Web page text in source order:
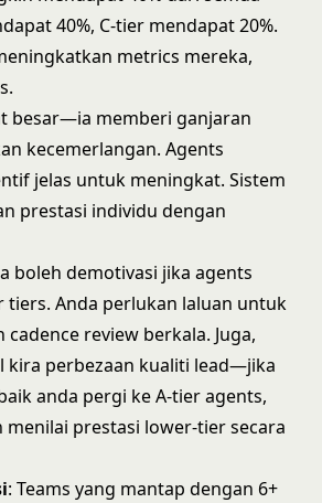
40%, C-tier mendapat 20%.
metrics mereka,
besar—ia memberi ganjaran
kecemerlangan. Agents
jelas untuk meningkat. Sistem
prestasi individu dengan
boleh demotivasi jika agents
tiers. Anda perlukan laluan untuk
review berkala. Juga,
kira perbezaan kualiti lead—jika
anda pergi ke A-tier agents,
menilai prestasi lower-tier secara
: Teams yang mantap dengan 6+